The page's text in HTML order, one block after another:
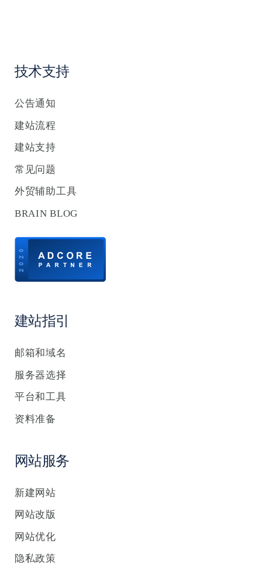
技术支持
公告通知
建站流程
建站支持
常见问题
外贸辅助工具
BRAIN BLOG
建站指引
邮箱和域名
服务器选择
平台和工具
资料准备
网站服务
新建网站
网站改版
网站优化
隐私政策